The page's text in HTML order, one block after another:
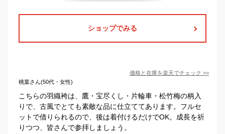
ショップでみる
価格と在庫を楽天でチェック >>
桃葉さん(50代・女性)
こちらの羽織袴は、鷹・宝尽くし・片輪車・松竹梅の柄入
りで、古風でとても素敵な品に仕立ててあります。フルセ
ットで借りられるので、後は着付けるだけでOK。成長を祈
りつつ、皆さんで参拝しましょう。